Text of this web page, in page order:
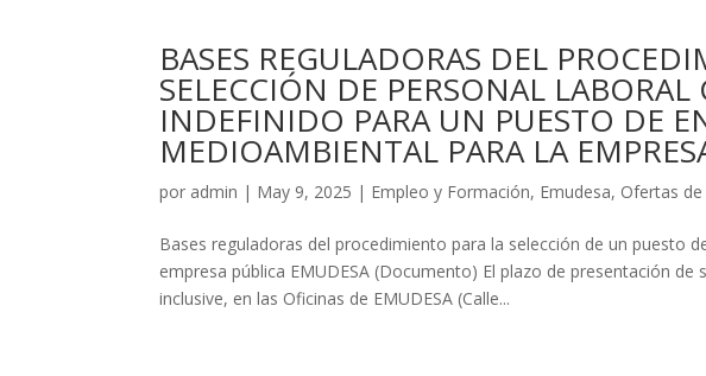
BASES REGULADORAS DEL
SELECCIÓN DE PERSONAL LABORAL
INDEFINIDO PARA UN PUESTO DE
MEDIOAMBIENTAL PARA LA
por admin | May 9, 2025 | Empleo y Formación, Emudesa, Ofertas
Bases reguladoras del procedimiento para la selección de un puesto
empresa pública EMUDESA (Documento) El plazo de presentación
inclusive, en las Oficinas de EMUDESA (Calle...